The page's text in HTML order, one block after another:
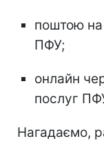
поштою на
ПФУ;
онлайн
послуг
Нагадаємо,